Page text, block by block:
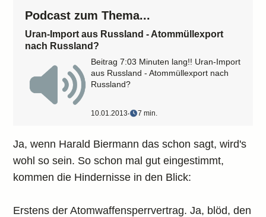
Podcast zum Thema...
Uran-Import aus Russland - Atommüllexport
nach Russland?
Beitrag 7:03 Minuten lang!! Uran-Import
aus Russland - Atommüllexport nach
Russland?
10.01.2013‧ 7 min.
Ja, wenn Harald Biermann das schon sagt, wird's
wohl so sein. So schon mal gut eingestimmt,
kommen die Hindernisse in den Blick:
Erstens der Atomwaffensperrvertrag. Ja, blöd, den